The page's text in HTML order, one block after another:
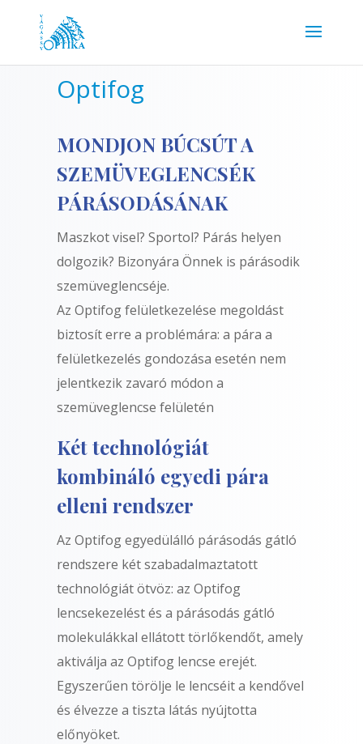
Optifog
MONDJON BÚCSÚT A
SZEMÜVEGLENCSÉK
PÁRÁSODÁSÁNAK
Maszkot visel? Sportol? Párás helyen
dolgozik? Bizonyára Önnek is párásodik
szemüveglencséje.
Az Optifog felületkezelése megoldást
biztosít erre a problémára: a pára a
felületkezelés gondozása esetén nem
jelentkezik zavaró módon a
szemüveglencse felületén
Két technológiát
kombináló egyedi pára
elleni rendszer
Az Optifog egyedülálló párásodás gátló
rendszere két szabadalmaztatott
technológiát ötvöz: az Optifog
lencsekezelést és a párásodás gátló
molekulákkal ellátott törlőkendőt, amely
aktiválja az Optifog lencse erejét.
Egyszerűen törölje le lencséit a kendővel
és élvezze a tiszta látás nyújtotta
előnyöket.